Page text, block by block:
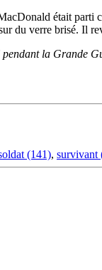
était parti
du verre brisé. Il
pendant la Grande
(141), survivant